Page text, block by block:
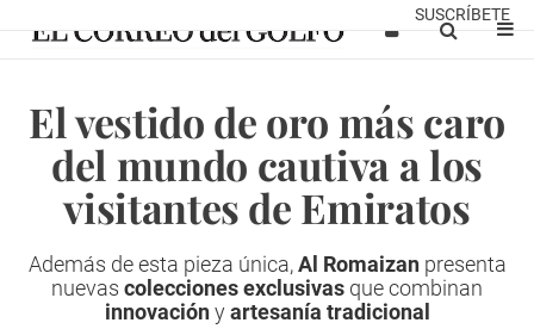
SUSCRÍBETE
El vestido de oro más caro
del mundo cautiva a los
visitantes de Emiratos
Además de esta pieza única,Al Romaizanpresenta
nuevas colecciones exclusivas que combinan
innovaciónyartesanía tradicional